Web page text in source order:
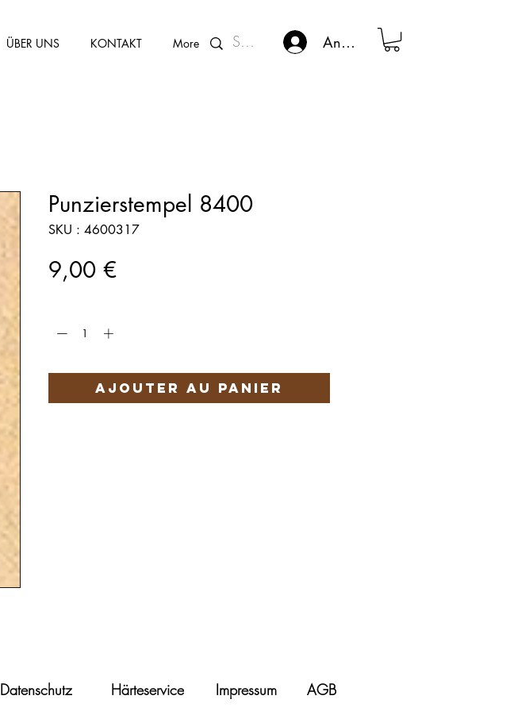
ÜBER UNS KONTAKT More Kunden - Login
Anmelden
Punzierstempel 8400
SKU : 4600317
9,00 €Prix
Ajouter au panier
Datenschutz Härteservice Impressum AGB